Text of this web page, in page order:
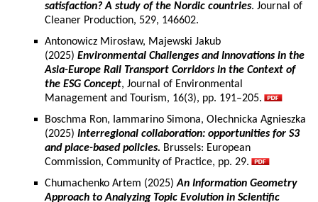
satisfaction? A study of the Nordic countries. Journal of
Cleaner Production, 529, 146602.
Antonowicz Mirosław, Majewski Jakub
(2025) Environmental Challenges and Innovations in the
Asia-Europe Rail Transport Corridors in the Context of
the ESG Concept, Journal of Environmental
Management and Tourism, 16(3), pp. 191–205.
Boschma Ron, Iammarino Simona, Olechnicka Agnieszka
(2025) Interregional collaboration: opportunities for S3
and place-based policies. Brussels: European
Commission, Community of Practice, pp. 29.
Chumachenko Artem (2025)An Information Geometry
Approach to Analyzing Topic Evolution in Scientific